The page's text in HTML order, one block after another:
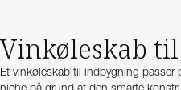
Vinkøleskab
Et vinkøleskab til indbygning passer